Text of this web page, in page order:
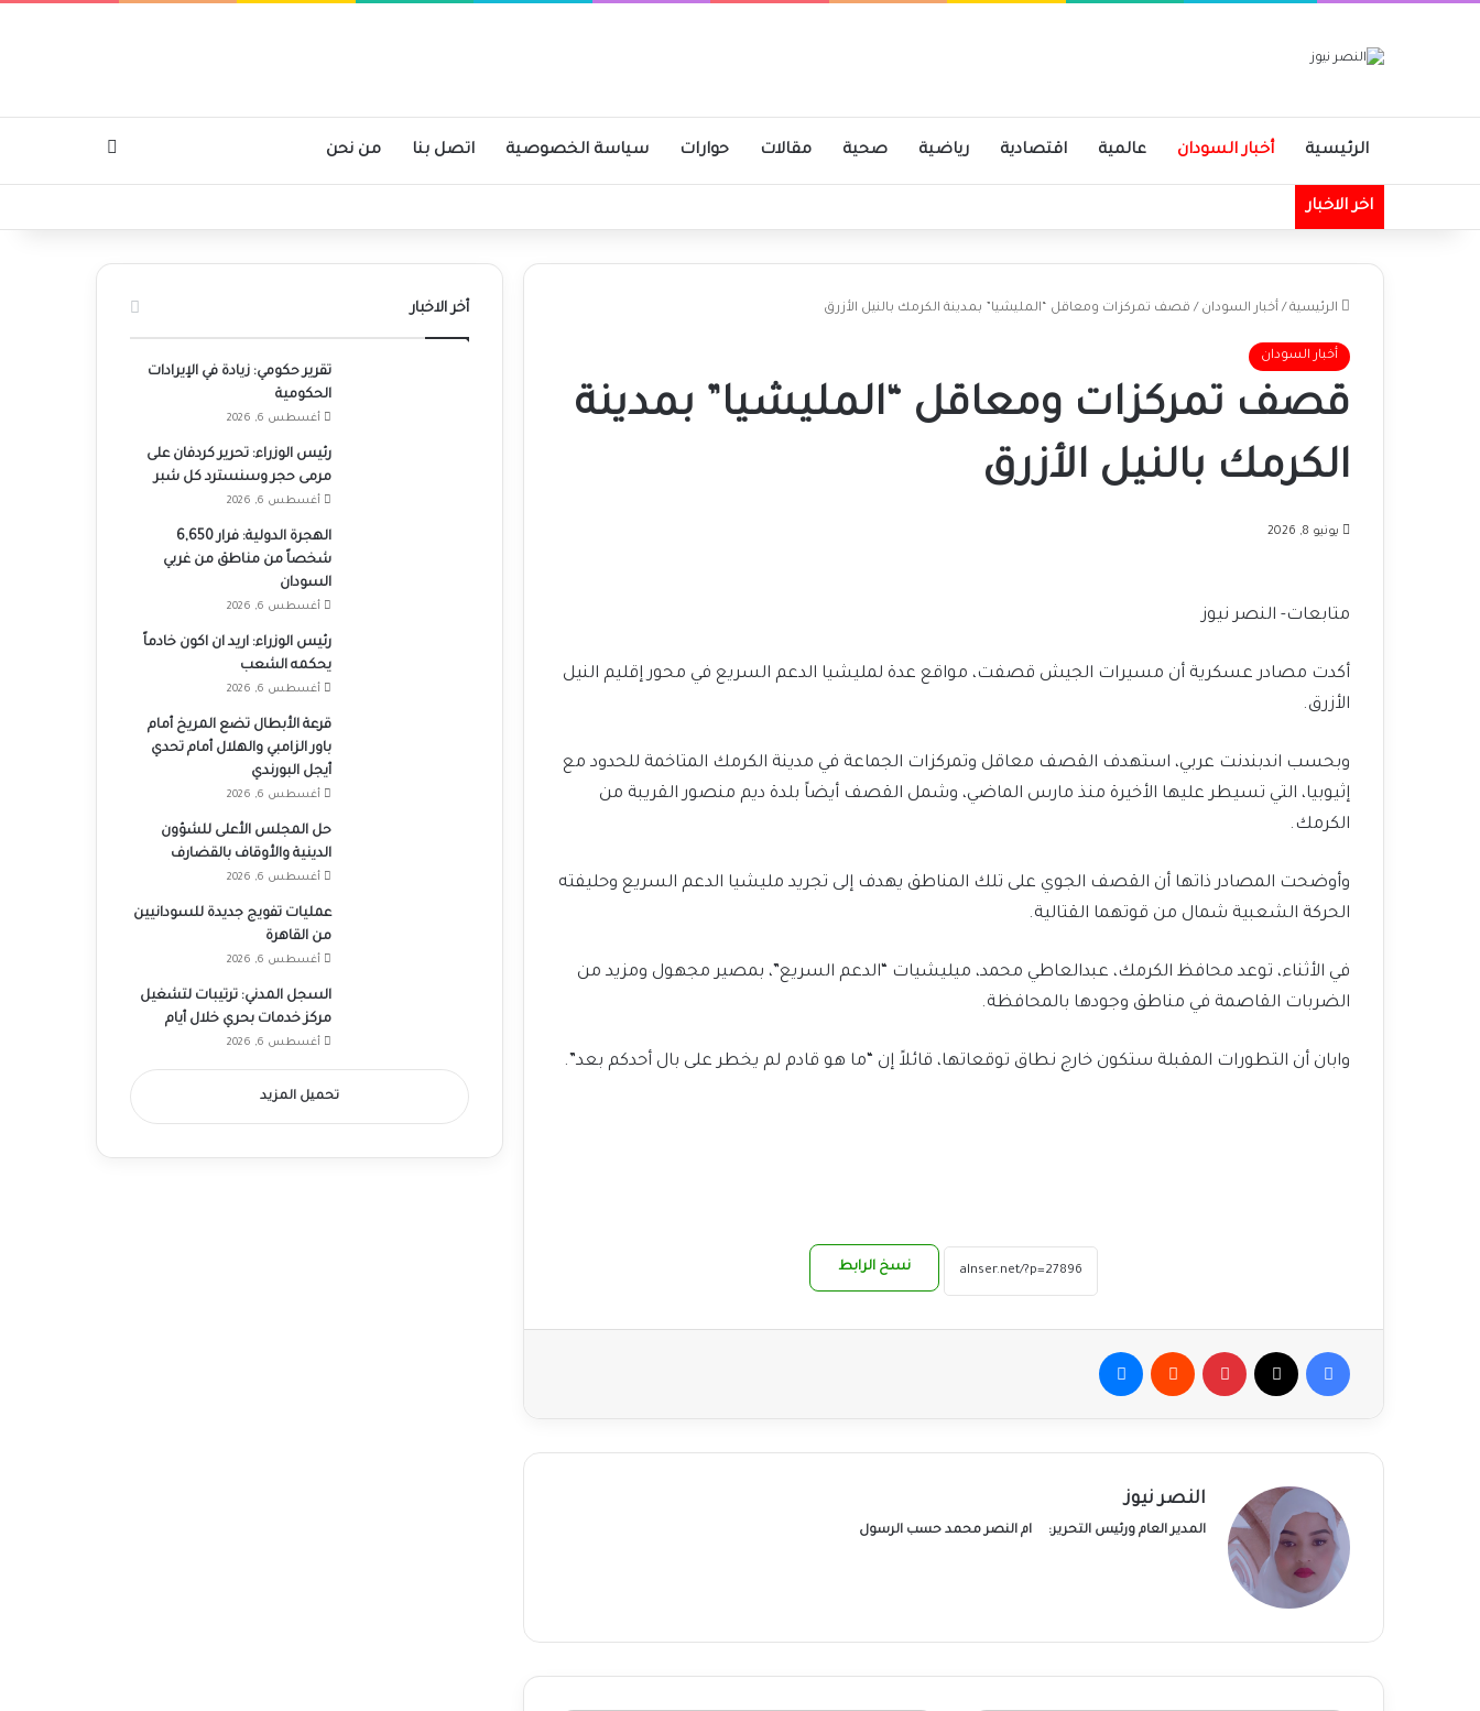
الرئيسية أخبار السودان عالمية اقتصادية رياضية صحية مقالات حوارات سياسة الخصوصية اتصل بنا من نحن
اخر الاخبار
الرئيسية / أخبار السودان / قصف تمركزات ومعاقل “المليشيا” بمدينة الكرمك بالنيل الأزرق
أخبار السودان
قصف تمركزات ومعاقل “المليشيا” بمدينة
الكرمك بالنيل الأزرق
يونيو 8, 2026
متابعات- النصر نيوز
أكدت مصادر عسكرية أن مسيرات الجيش قصفت، مواقع عدة لمليشيا الدعم السريع في محور إقليم النيل
الأزرق.
وبحسب اندبندنت عربي، استهدف القصف معاقل وتمركزات الجماعة في مدينة الكرمك المتاخمة للحدود مع
إثيوبيا، التي تسيطر عليها الأخيرة منذ مارس الماضي، وشمل القصف أيضاً بلدة ديم منصور القريبة من
الكرمك.
وأوضحت المصادر ذاتها أن القصف الجوي على تلك المناطق يهدف إلى تجريد مليشيا الدعم السريع وحليفته
الحركة الشعبية شمال من قوتهما القتالية.
في الأثناء، توعد محافظ الكرمك، عبدالعاطي محمد، ميليشيات “الدعم السريع”، بمصير مجهول ومزيد من
الضربات القاصمة في مناطق وجودها بالمحافظة.
وابان أن التطورات المقبلة ستكون خارج نطاق توقعاتها، قائلاً إن “ما هو قادم لم يخطر على بال أحدكم بعد”.
نسخ الرابط
فيسبوك بينتيريست
النصر نيوز
المدير العام ورئيس التحرير: ام النصر محمد حسب الرسول
أخر الاخبار
تقرير حكومي: زيادة في الإيرادات
الحكومية
أغسطس 6, 2026
رئيس الوزراء: تحرير كردفان على
مرمى حجر وسنسترد كل شبر
أغسطس 6, 2026
الهجرة الدولية: فرار 6,650
شخصاً من مناطق من غربي
السودان
أغسطس 6, 2026
رئيس الوزراء: اريد ان اكون خادماً
يحكمه الشعب
أغسطس 6, 2026
قرعة الأبطال تضع المريخ أمام
باور الزامبي والهلال أمام تحدي
أيجل البورندي
أغسطس 6, 2026
حل المجلس الأعلى للشؤون
الدينية والأوقاف بالقضارف
أغسطس 6, 2026
عمليات تفويج جديدة للسودانيين
من القاهرة
أغسطس 6, 2026
السجل المدني: ترتيبات لتشغيل
مركز خدمات بحري خلال أيام
أغسطس 6, 2026
تحميل المزيد